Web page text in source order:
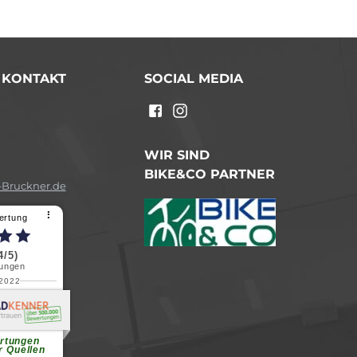
⠇
5)
Quellen
B.
SOCIAL MEDIA
WIR SIND
BIKE&CO PARTNER